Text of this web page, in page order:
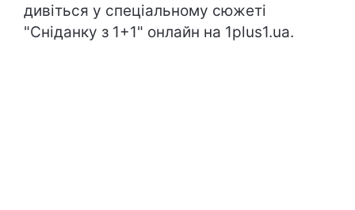
дивіться у спеціальному сюжеті
"Сніданку з 1+1" онлайн на 1plus1.ua.